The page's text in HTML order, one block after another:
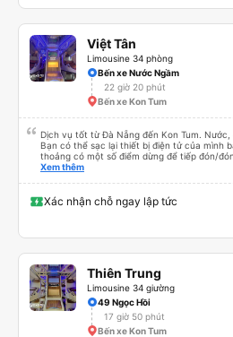
Việt Tân
Limousine 34 phòng
Bến xe Nước Ngầm
22 giờ 20 phút
Bến xe Kon Tum
Dịch vụ tốt từ Đà Nẵng đến Kon Tum.
Bạn có thể sạc lại thiết bị điện tử của mình
thoảng có một số điểm dừng để tiếp đón/
hơn một chút so với mô tả. (Lưu ý: chúng
Xem thêm
Xác nhận chỗ ngay lập tức
Thiên Trung
Limousine 34 giường
49 Ngọc Hồi
17 giờ 50 phút
Bến xe Kon Tum